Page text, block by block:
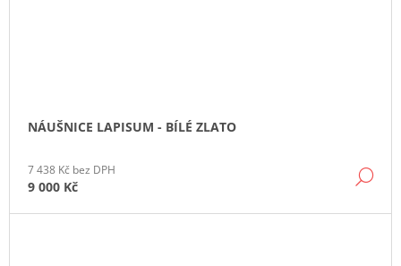
NÁUŠNICE LAPISUM - BÍLÉ ZLATO
7 438 Kč bez DPH
9 000 Kč